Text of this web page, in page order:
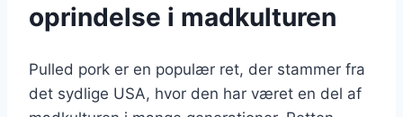
oprindelse i madkulturen
Pulled pork er en populær ret, der stammer fra
det sydlige USA, hvor den har været en del af